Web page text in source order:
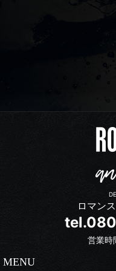
ロマン
営業
MENU